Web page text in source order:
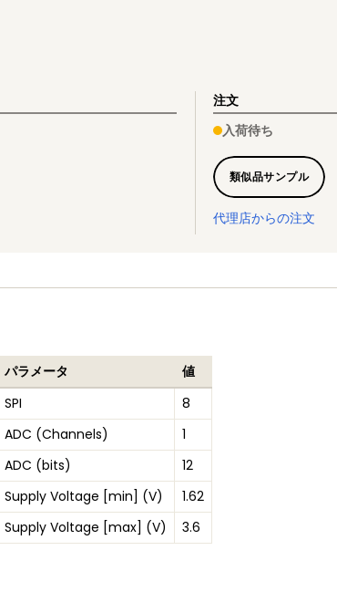
注文
入荷待ち
類似品サンプル
代理店からの注文
パラメータ
値
SPI
8
ADC (Channels)
1
ADC (bits)
12
Supply Voltage [min] (V)
1.62
Supply Voltage [max] (V)
3.6